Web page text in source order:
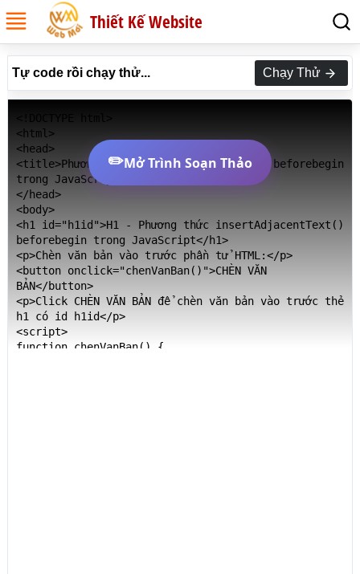
Thiết Kế Website
Tự code rồi chạy thử... Chạy Thử
<html>
<head>
<title>Phương thức insertAdjacentText() beforebegin
trong JavaScript</title>
</head>
<body>
<h1 id="h1id">H1 - Phương thức insertAdjacentText()
beforebegin trong JavaScript</h1>
<p>Chèn văn bản vào trước phần tử HTML:</p>
<button onclick="chenVanBan()">CHÈN VĂN
BẢN</button>
<p>Click CHÈN VĂN BẢN để chèn văn bản vào trước thẻ
h1 có id h1id</p>
<script>
function chenVanBan() {
✏️Mở Trình Soạn Thảo